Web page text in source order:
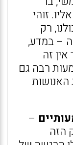
זוהי
רק
– במדע,
זה
רבה גם
–
הזה